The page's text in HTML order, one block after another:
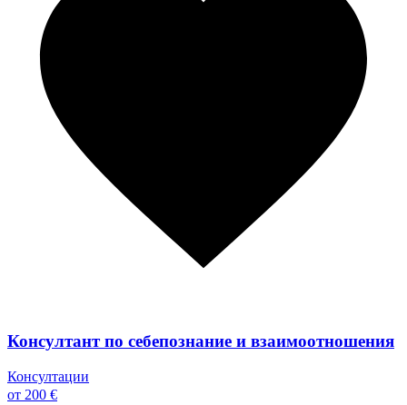
Консултант по себепознание и взаимоотношения
Консултации
от 200 €